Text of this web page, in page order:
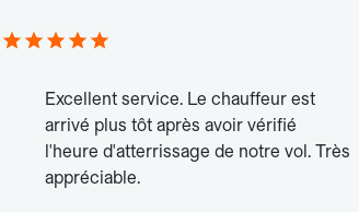
Excellent service. Le chauffeur est
arrivé plus tôt après avoir vérifié
l'heure d'atterrissage de notre vol. Très
appréciable.